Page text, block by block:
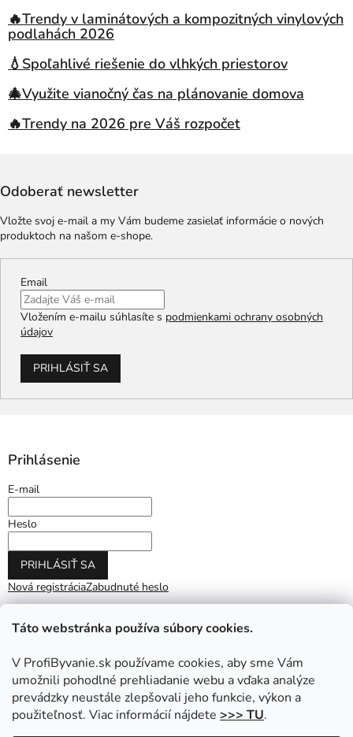
Táto webstránka používa súbory cookies.
V ProfiByvanie.sk používame cookies, aby sme Vám
umožnili pohodlné prehliadanie webu a vďaka analýze
prevádzky neustále zlepšovali jeho funkcie, výkon a
použiteľnosť. Viac informácií nájdete >>> TU.
🔥Trendy v laminátových a kompozitných vinylových
podlahách 2026
💧Spoľahlivé riešenie do vlhkých priestorov
🎄Využite vianočný čas na plánovanie domova
🔥Trendy na 2026 pre Váš rozpočet
Odoberať newsletter
Vložte svoj e-mail a my Vám budeme zasielať informácie o nových
produktoch na našom e-shope.
Email
Vložením e-mailu súhlasíte s podmienkami ochrany osobných
údajov
PRIHLÁSIŤ SA
Prihlásenie
E-mail
Heslo
PRIHLÁSIŤ SA
Nová registráciaZabudnuté heslo